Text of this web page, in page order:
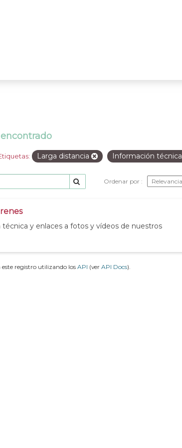
Larga distancia Información técnica
Ordenar por
técnica y enlaces a fotos y vídeos de nuestros
este registro utilizando losAPI (ver API Docs).